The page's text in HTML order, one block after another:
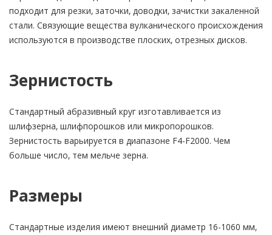
подходит для резки, заточки, доводки, зачистки закаленной
стали. Связующие вещества вулканического происхождения
используются в производстве плоских, отрезных дисков.
Зернистость
Стандартный абразивный круг изготавливается из
шлифзерна, шлифпорошков или микропорошков.
Зернистость варьируется в диапазоне F4-F2000. Чем
больше число, тем мельче зерна.
Размеры
Стандартные изделия имеют внешний диаметр 16-1060 мм,